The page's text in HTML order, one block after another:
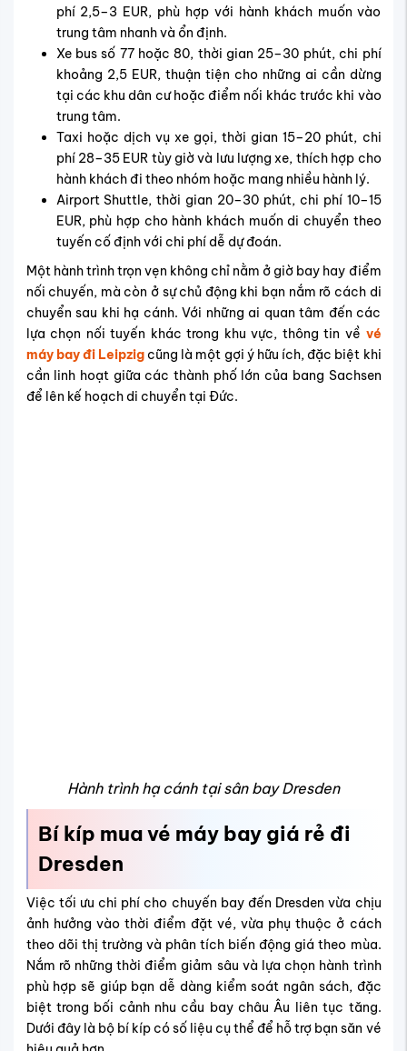
phí 2,5–3 EUR, phù hợp với hành khách muốn vào
trung tâm nhanh và ổn định.
Xe bus số 77 hoặc 80, thời gian 25–30 phút, chi phí
khoảng 2,5 EUR, thuận tiện cho những ai cần dừng
tại các khu dân cư hoặc điểm nối khác trước khi vào
trung tâm.
Taxi hoặc dịch vụ xe gọi, thời gian 15–20 phút, chi
phí 28–35 EUR tùy giờ và lưu lượng xe, thích hợp cho
hành khách đi theo nhóm hoặc mang nhiều hành lý.
Airport Shuttle, thời gian 20–30 phút, chi phí 10–15
EUR, phù hợp cho hành khách muốn di chuyển theo
tuyến cố định với chi phí dễ dự đoán.
Một hành trình trọn vẹn không chỉ nằm ở giờ bay hay điểm
nối chuyến, mà còn ở sự chủ động khi bạn nắm rõ cách di
chuyển sau khi hạ cánh. Với những ai quan tâm đến các
lựa chọn nối tuyến khác trong khu vực, thông tin về vé
máy bay đi Leipzigcũng là một gợi ý hữu ích, đặc biệt khi
cần linh hoạt giữa các thành phố lớn của bang Sachsen
để lên kế hoạch di chuyển tại Đức.
Hành trình hạ cánh tại sân bay Dresden
Bí kíp mua vé máy bay giá rẻ đi
Dresden
Việc tối ưu chi phí cho chuyến bay đến Dresden vừa chịu
ảnh hưởng vào thời điểm đặt vé, vừa phụ thuộc ở cách
theo dõi thị trường và phân tích biến động giá theo mùa.
Nắm rõ những thời điểm giảm sâu và lựa chọn hành trình
phù hợp sẽ giúp bạn dễ dàng kiểm soát ngân sách, đặc
biệt trong bối cảnh nhu cầu bay châu Âu liên tục tăng.
Dưới đây là bộ bí kíp có số liệu cụ thể để hỗ trợ bạn săn vé